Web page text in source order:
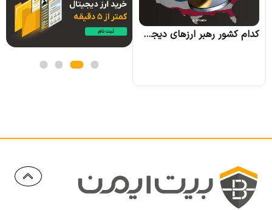
کدام کشور رهبر ارزهای دیجیتال خواهد شد؟